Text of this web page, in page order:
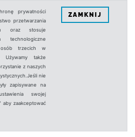
prywatności
przetwarzania
oraz stosuje
technologiczne
osób trzecich w
Używamy także
z naszych
nie
zapisywane na
swojej
aby zaakceptować
ZAMKNIJ